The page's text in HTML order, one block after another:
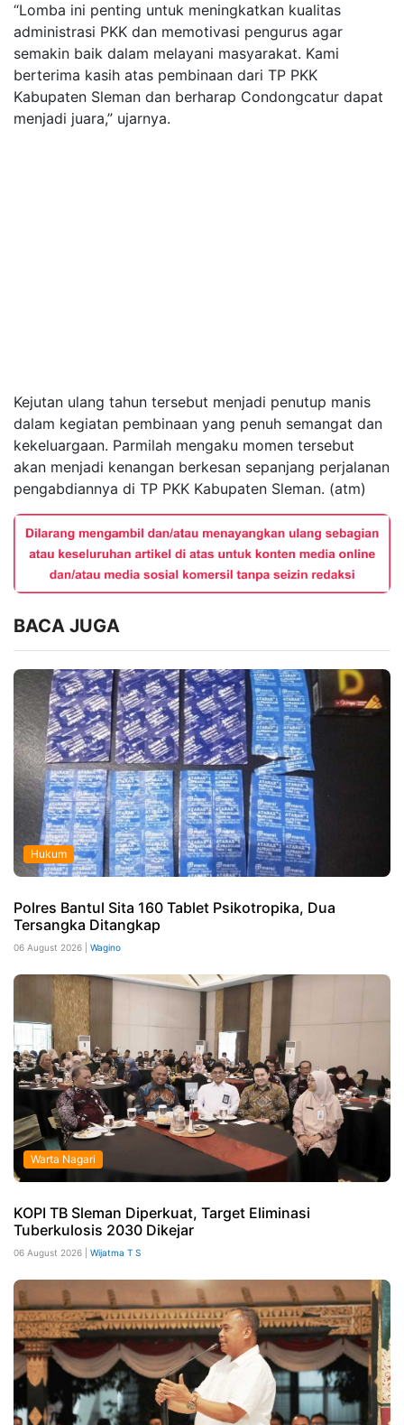
“Lomba ini penting untuk meningkatkan kualitas
administrasi PKK dan memotivasi pengurus agar
semakin baik dalam melayani masyarakat. Kami
berterima kasih atas pembinaan dari TP PKK
Kabupaten Sleman dan berharap Condongcatur dapat
menjadi juara,” ujarnya.
Kejutan ulang tahun tersebut menjadi penutup manis
dalam kegiatan pembinaan yang penuh semangat dan
kekeluargaan. Parmilah mengaku momen tersebut
akan menjadi kenangan berkesan sepanjang perjalanan
pengabdiannya di TP PKK Kabupaten Sleman. (atm)
BACA JUGA
Hukum
Polres Bantul Sita 160 Tablet Psikotropika, Dua
Tersangka Ditangkap
06 August 2026 | Wagino
Warta Nagari
KOPI TB Sleman Diperkuat, Target Eliminasi
Tuberkulosis 2030 Dikejar
06 August 2026 | Wijatma T S